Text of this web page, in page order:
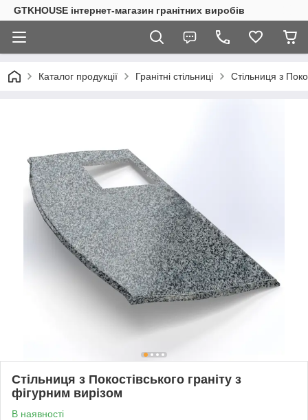
GTKHOUSE інтернет-магазин гранітних виробів
Каталог продукції Гранітні стільниці Стільниця з
Стільниця з Покостівського граніту з
фігурним вирізом
В наявності